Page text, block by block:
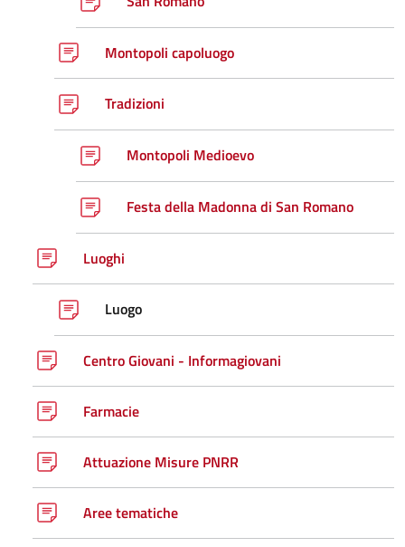
Montopoli capoluogo
Tradizioni
Montopoli Medioevo
Festa della Madonna di San Romano
Luoghi
Luogo
Centro Giovani - Informagiovani
Farmacie
Attuazione Misure PNRR
Aree tematiche